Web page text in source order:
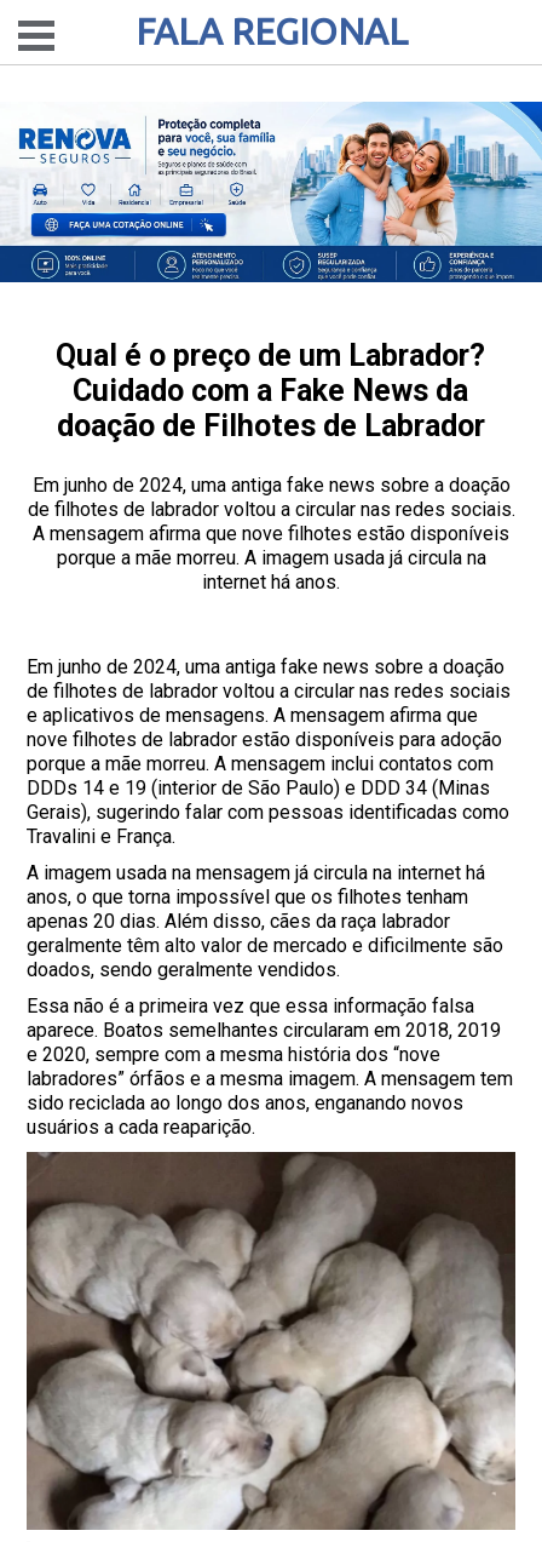
FALA REGIONAL
Qual é o preço de um Labrador?
Cuidado com a Fake News da
doação de Filhotes de Labrador
Em junho de 2024, uma antiga fake news sobre a doação
de filhotes de labrador voltou a circular nas redes sociais.
A mensagem afirma que nove filhotes estão disponíveis
porque a mãe morreu. A imagem usada já circula na
internet há anos.
Em junho de 2024, uma antiga fake news sobre a doação
de filhotes de labrador voltou a circular nas redes sociais
e aplicativos de mensagens. A mensagem afirma que
nove filhotes de labrador estão disponíveis para adoção
porque a mãe morreu. A mensagem inclui contatos com
DDDs 14 e 19 (interior de São Paulo) e DDD 34 (Minas
Gerais), sugerindo falar com pessoas identificadas como
Travalini e França.
A imagem usada na mensagem já circula na internet há
anos, o que torna impossível que os filhotes tenham
apenas 20 dias. Além disso, cães da raça labrador
geralmente têm alto valor de mercado e dificilmente são
doados, sendo geralmente vendidos.
Essa não é a primeira vez que essa informação falsa
aparece. Boatos semelhantes circularam em 2018, 2019
e 2020, sempre com a mesma história dos “nove
labradores” órfãos e a mesma imagem. A mensagem tem
sido reciclada ao longo dos anos, enganando novos
usuários a cada reaparição.